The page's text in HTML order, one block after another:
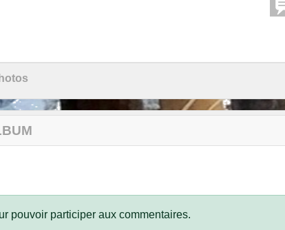
pouvoir participer aux commentaires.